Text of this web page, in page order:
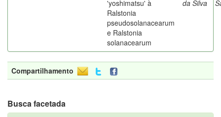
'yoshimatsu' à
Ralstonia
pseudosolanacearum
e Ralstonia
solanacearum
da Silva
Compartilhamento
Busca facetada